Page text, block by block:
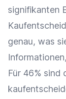
signifikanten
genau, was
Für 46% sind